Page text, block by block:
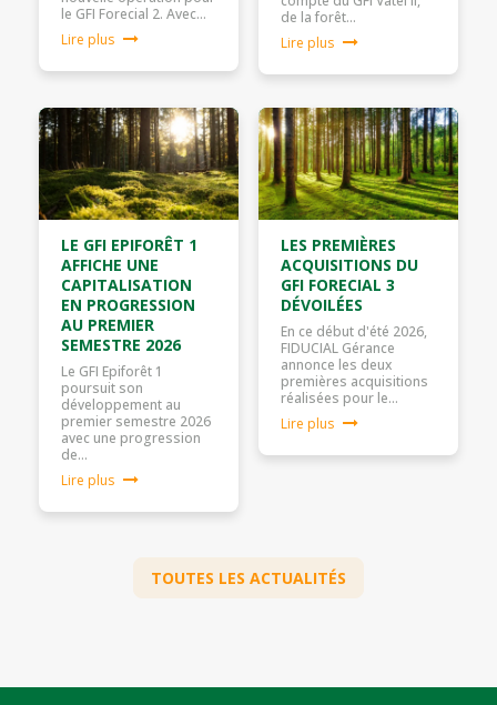
le GFI Forecial 2. Avec…
Lire plus
de la forêt…
Lire plus
LE GFI EPIFORÊT 1
AFFICHE UNE
CAPITALISATION
EN PROGRESSION
AU PREMIER
SEMESTRE 2026
Le GFI Epiforêt 1
poursuit son
développement au
premier semestre 2026
avec une progression
de…
Lire plus
LES PREMIÈRES
ACQUISITIONS DU
GFI FORECIAL 3
DÉVOILÉES
En ce début d'été 2026,
FIDUCIAL Gérance
annonce les deux
premières acquisitions
réalisées pour le…
Lire plus
TOUTES LES ACTUALITÉS